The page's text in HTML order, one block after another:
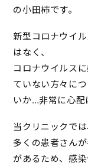
の小田柿です。
新型コロナウイ
はなく、
コロナウイルス
ていない方々に
いか…非常に心配
当クリニックでは
多くの患者さん
があるため、感